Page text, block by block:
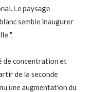
Le paysage
semble inaugurer
".
de concentration et
de la seconde
une augmentation du